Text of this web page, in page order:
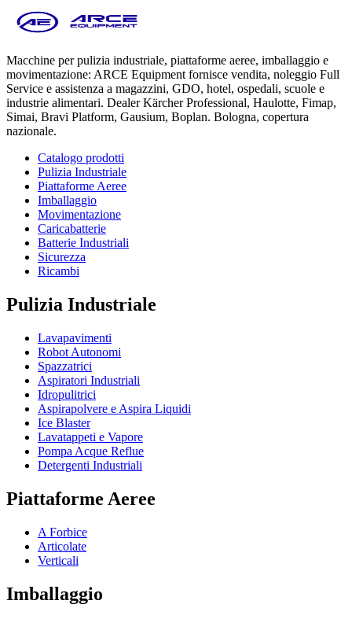
Macchine per pulizia industriale, piattaforme aeree, imballaggio e
movimentazione: ARCE Equipment fornisce vendita, noleggio Full
Service e assistenza a magazzini, GDO, hotel, ospedali, scuole e
industrie alimentari. Dealer Kärcher Professional, Haulotte, Fimap,
Simai, Bravi Platform, Gausium, Boplan. Bologna, copertura
nazionale.
Catalogo prodotti
Pulizia Industriale
Piattaforme Aeree
Imballaggio
Movimentazione
Caricabatterie
Batterie Industriali
Sicurezza
Ricambi
Pulizia Industriale
Lavapavimenti
Robot Autonomi
Spazzatrici
Aspiratori Industriali
Idropulitrici
Aspirapolvere e Aspira Liquidi
Ice Blaster
Lavatappeti e Vapore
Pompa Acque Reflue
Detergenti Industriali
Piattaforme Aeree
A Forbice
Articolate
Verticali
Imballaggio